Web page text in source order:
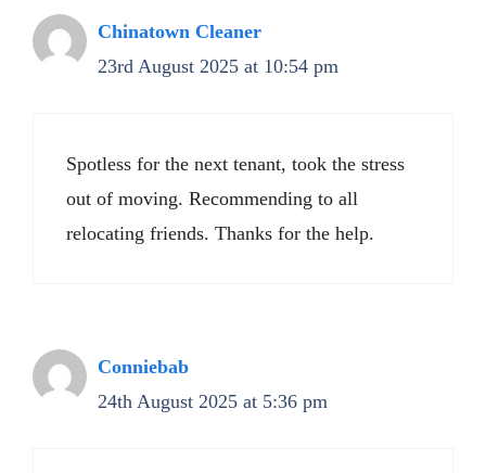
Chinatown Cleaner
23rd August 2025 at 10:54 pm
Spotless for the next tenant, took the stress
out of moving. Recommending to all
relocating friends. Thanks for the help.
Conniebab
24th August 2025 at 5:36 pm